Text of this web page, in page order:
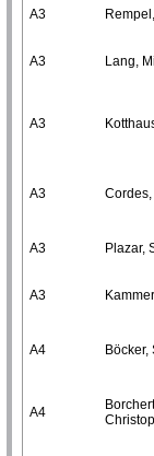
A3
A3 Lang,
A3
A3
A3 Plazar,
A3
A4 Böcker,
A4